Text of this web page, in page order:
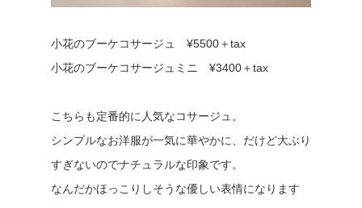
小花のブーケコサージュ ¥5500＋tax
小花のブーケコサージュミニ ¥3400＋tax
こちらも定番的に人気なコサージュ。
シンプルなお洋服が一気に華やかに、だけど大ぶり
すぎないのでナチュラルな印象です。
なんだかほっこりしそうな優しい表情になります